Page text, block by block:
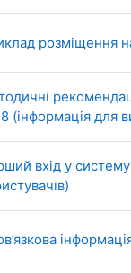
розміщення
(інформація для
вхід у